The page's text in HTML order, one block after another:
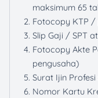
maksimum 65
Fotocopy KTP
Slip Gaji / SPT
Fotocopy Akte
pengusaha)
Surat Ijin
Nomor Kartu